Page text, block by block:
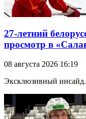
27-летний
просмотр в
08 августа 2026 16:19
Эксклюзивный инсайд.